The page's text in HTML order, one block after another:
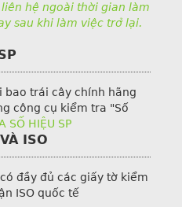
hệ ngoài thời gian làm
sau khi làm việc trở lại.
trái cây chính hãng
công cụ kiểm tra "Số
SỐ HIỆU SP
ISO
đầy đủ các giấy tờ kiểm
ISO quốc tế